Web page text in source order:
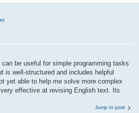
be useful for simple programming tasks
is well-structured and includes helpful
yet able to help me solve more complex
effective at revising English text. Its
Jump to post